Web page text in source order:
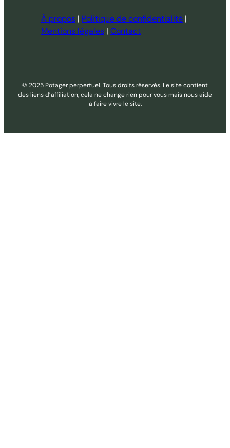
À propos | Politique de confidentialité |
Mentions légales | Contact
© 2025 Potager perpertuel. Tous droits réservés. Le site contient
des liens d’affiliation, cela ne change rien pour vous mais nous aide
à faire vivre le site.